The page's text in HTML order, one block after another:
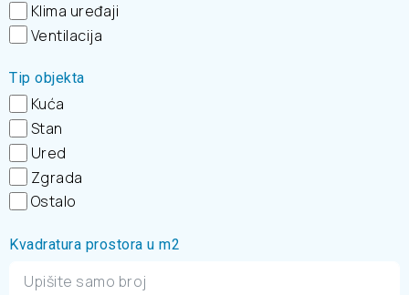
Klima uređaji
Ventilacija
Tip objekta
Kuća
Stan
Ured
Zgrada
Ostalo
Kvadratura prostora u m2